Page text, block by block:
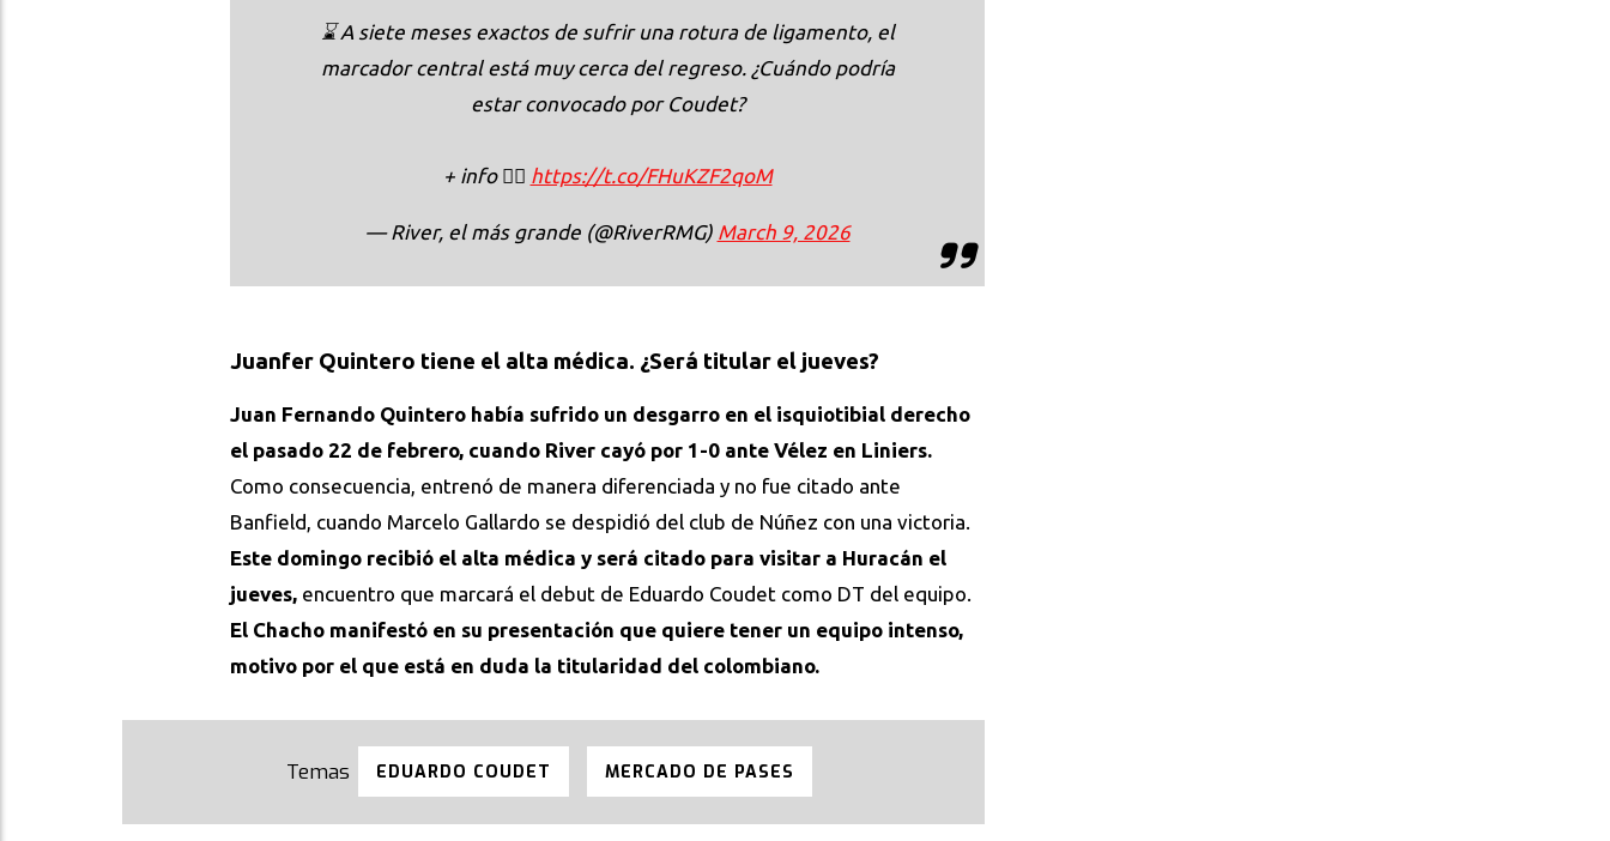
⌛ A siete meses exactos de sufrir una rotura de ligamento, el
marcador central está muy cerca del regreso. ¿Cuándo podría
estar convocado por Coudet?
+ info 👇🏻 https://t.co/FHuKZF2qoM
— River, el más grande (@RiverRMG) March 9, 2026
Juanfer Quintero tiene el alta médica. ¿Será titular el jueves?
Juan Fernando Quintero había sufrido un desgarro en el isquiotibial derecho
el pasado 22 de febrero, cuando River cayó por 1-0 ante Vélez en Liniers.
Como consecuencia, entrenó de manera diferenciada y no fue citado ante
Banfield, cuando Marcelo Gallardo se despidió del club de Núñez con una victoria.
Este domingo recibió el alta médica y será citado para visitar a Huracán el
jueves, encuentro que marcará el debut de Eduardo Coudet como DT del equipo.
El Chacho manifestó en su presentación que quiere tener un equipo intenso,
motivo por el que está en duda la titularidad del colombiano.
EDUARDO COUDET MERCADO DE PASES